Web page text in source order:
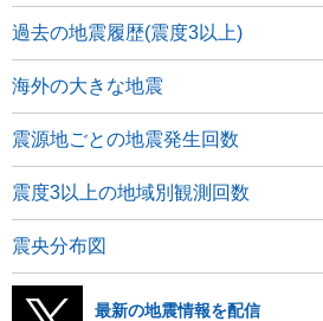
過去の地震履歴(震度3以上)
海外の大きな地震
震源地ごとの地震発生回数
震度3以上の地域別観測回数
震央分布図
最新の地震情報を配信